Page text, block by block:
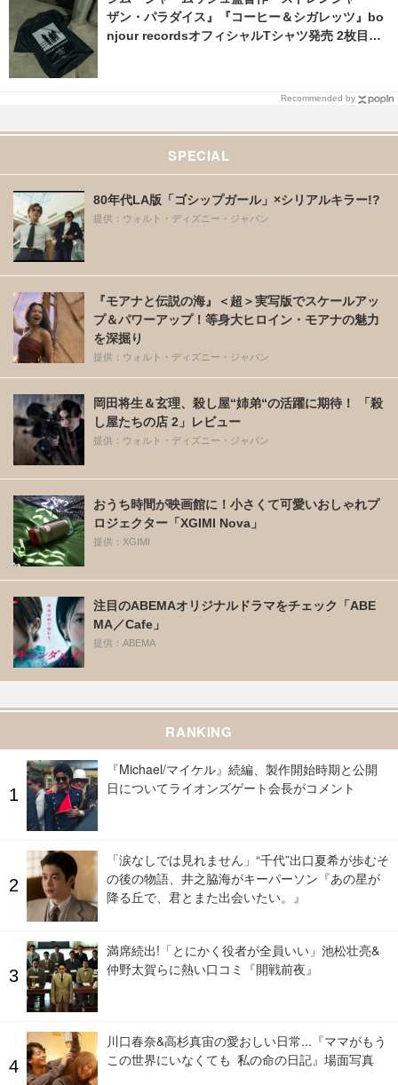
ザン・パラダイス』『コーヒー＆シガレッツ』bo
njour recordsオフィシャルTシャツ発売 2枚目の
Recommended by
SPECIAL
80年代LA版「ゴシップガール」×シリアルキラー!?
提供：ウォルト・ディズニー・ジャパン
『モアナと伝説の海』＜超＞実写版でスケールアッ
プ＆パワーアップ！等身大ヒロイン・モアナの魅力
を深掘り
提供：ウォルト・ディズニー・ジャパン
岡田将生＆玄理、殺し屋“姉弟“の活躍に期待！ 「殺
し屋たちの店 2」レビュー
提供：ウォルト・ディズニー・ジャパン
おうち時間が映画館に！小さくて可愛いおしゃれプ
ロジェクター「XGIMI Nova」
提供：XGIMI
注目のABEMAオリジナルドラマをチェック「ABE
MA／Cafe」
提供：ABEMA
RANKING
『Michael/マイケル』続編、製作開始時期と公開
日についてライオンズゲート会長がコメント
「涙なしでは見れません」“千代”出口夏希が歩むそ
の後の物語、井之脇海がキーパーソン『あの星が
降る丘で、君とまた出会いたい。』
満席続出!「とにかく役者が全員いい」池松壮亮&
仲野太賀らに熱い口コミ『開戦前夜』
川口春奈&高杉真宙の愛おしい日常...『ママがもう
この世界にいなくても 私の命の日記』場面写真